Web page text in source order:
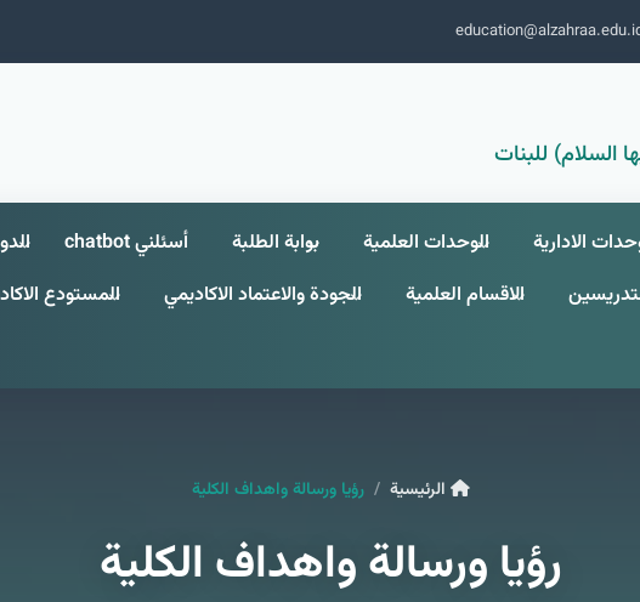
السلام) للبنات
الادارية الوحدات العلمية بوابة الطلبة أسئلني chatbot
الاقسام العلمية الجودة والاعتماد الاكاديمي المستودع
الرئيسية رؤيا ورسالة واهداف الكلية
رؤيا ورسالة واهداف الكلية